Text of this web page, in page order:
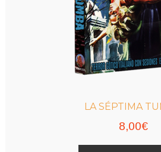
LA SÉPTIMA
8,00€